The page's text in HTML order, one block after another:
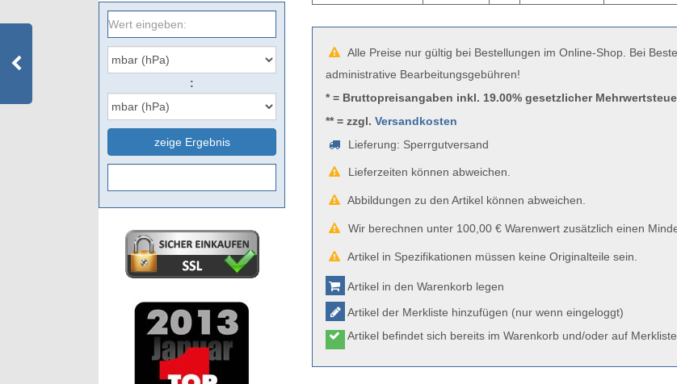
:
zeige Ergebnis
Alle Preise nur gültig bei Bestellungen im Online-Shop. Bei
administrative Bearbeitungsgebühren!
* = Bruttopreisangaben inkl. 19.00% gesetzlicher
** = zzgl.Versandkosten
Lieferung: Sperrgutversand
Lieferzeiten können abweichen.
Abbildungen zu den Artikel können abweichen.
Wir berechnen unter 100,00 € Warenwert zusätzlich einen
Artikel in Spezifikationen müssen keine Originalteile sein.
Artikel in den Warenkorb legen
Artikel der Merkliste hinzufügen (nur wenn eingeloggt)
Artikel befindet sich bereits im Warenkorb und/oder auf Merkliste